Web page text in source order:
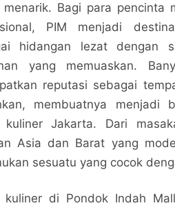
menarik. Bagi para pencinta
PIM menjadi
hidangan lezat dengan
yang memuaskan.
reputasi sebagai
membuatnya menjadi
kuliner Jakarta. Dari
Asia dan Barat yang
sesuatu yang cocok
kuliner di Pondok Indah